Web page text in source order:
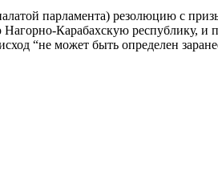
парламента) резолюцию с
Карабахскую республику, и
“не может быть определен